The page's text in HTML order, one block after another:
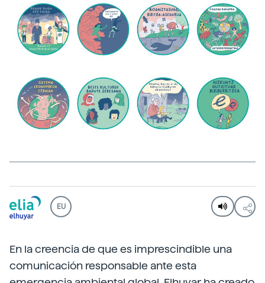
EU
En la creencia de que es imprescindible una
comunicación responsable ante esta